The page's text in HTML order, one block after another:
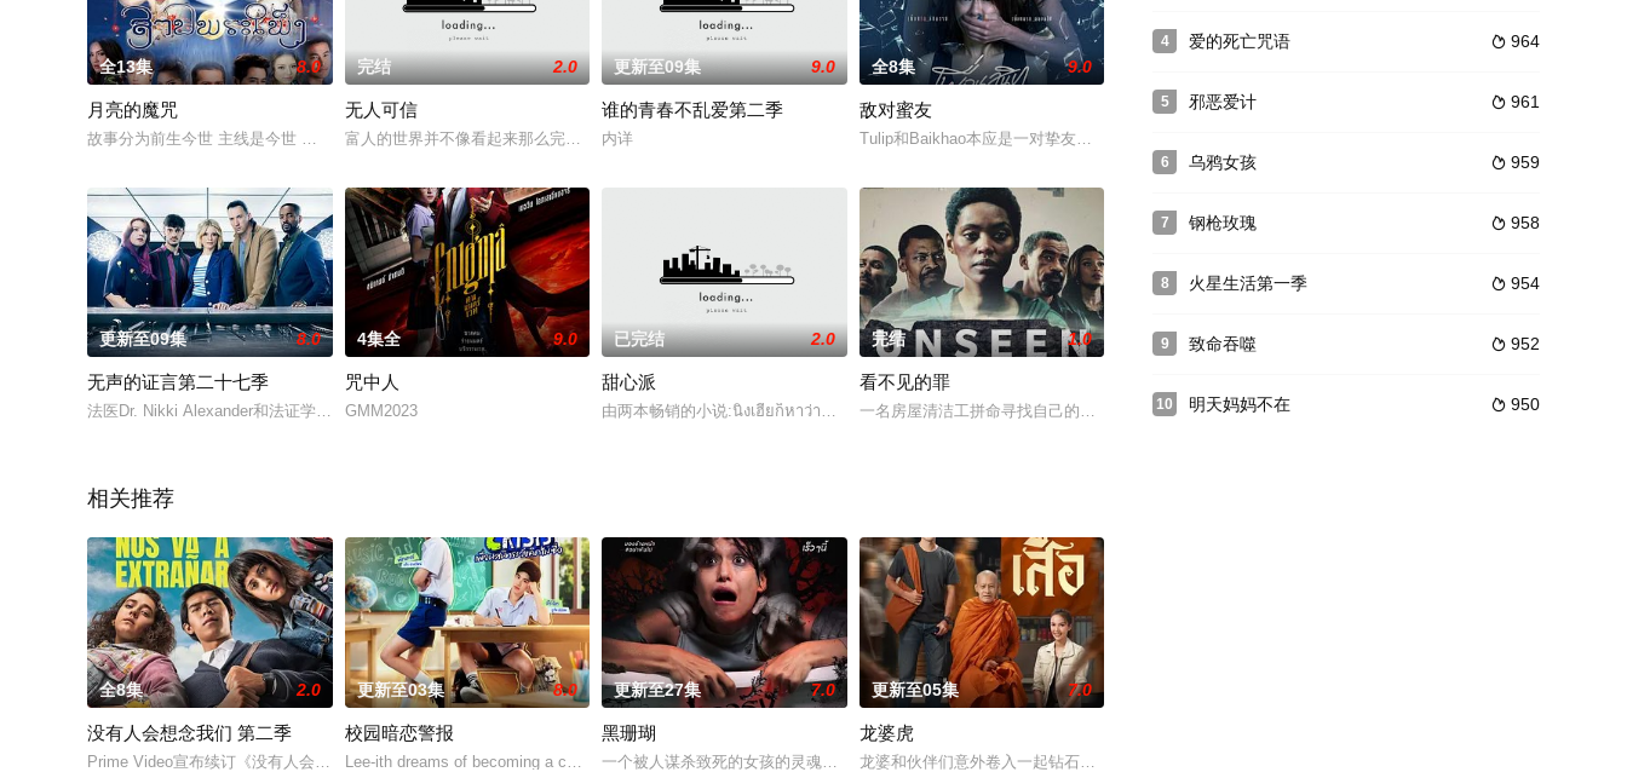
全13集 8.0
月亮的魔咒
故事分为前生今世 主线是今世 楠竹是精差女主前世是公主，和楠竹是爱人，但是却带着对楠竹的误会死去 所以在现代 楠竹尽力想取得女主的谅解前世涉及到战争 大家为了
完结 2.0
无人可信
富人的世界并不像看起来那么完美。它可能在短时间内变成真正的黑暗。当他们中的一个人开始一场人生游戏，导致一场谋杀并揭露那些黑暗秘密时，会发生什么？富人的世界并不
更新至09集 9.0
谁的青春不乱爱第二季
内详
全8集 9.0
敌对蜜友
Tulip和Baikhao本应是一对挚友。远观她们的友谊美好无暇，近看却满是嫉妒与执念的裂痕，那些经年累月的
更新至09集 8.0
无声的证言第二十七季
法医Dr. Nikki Alexander和法证学家Jack Hodgson带领团队往返于犯罪现场和实验室，为已故者追寻正义。这一季，两人的爱情继续生长。
4集全 9.0
咒中人
GMM2023
已完结 2.0
甜心派
由两本畅销的小说:นิ่งเฮียก็หาว่าซื่อ=CutiePieSeries+ดื้อเฮียก็หาว่าซน组合改编，两个不同家族的儿子从小订婚
完结 1.0
看不见的罪
一名房屋清洁工拼命寻找自己的丈夫，此时可怕的犯罪组织撕开了她的旧伤疤，最终导致她诉诸暴力。
相关推荐
全8集 2.0
没有人会想念我们 第二季
Prime Video宣布续订《没有人会想念我们》第二季。
更新至03集 8.0
校园暗恋警报
Lee-ith dreams of becoming a cool indie rock musician. Because of his complete
更新至27集 7.0
黑珊瑚
一个被人谋杀致死的女孩的灵魂附到珊瑚上的故事。
更新至05集 7.0
龙婆虎
龙婆和伙伴们意外卷入一起钻石抢劫案，成为警方怀疑的对象。为了证明自己的清白、挽回声誉，他们踏上了
4  964
爱的死亡咒语
5  961
邪恶爱计
6  959
乌鸦女孩
7  958
钢枪玫瑰
8  954
火星生活第一季
9  952
致命吞噬
10  950
明天妈妈不在